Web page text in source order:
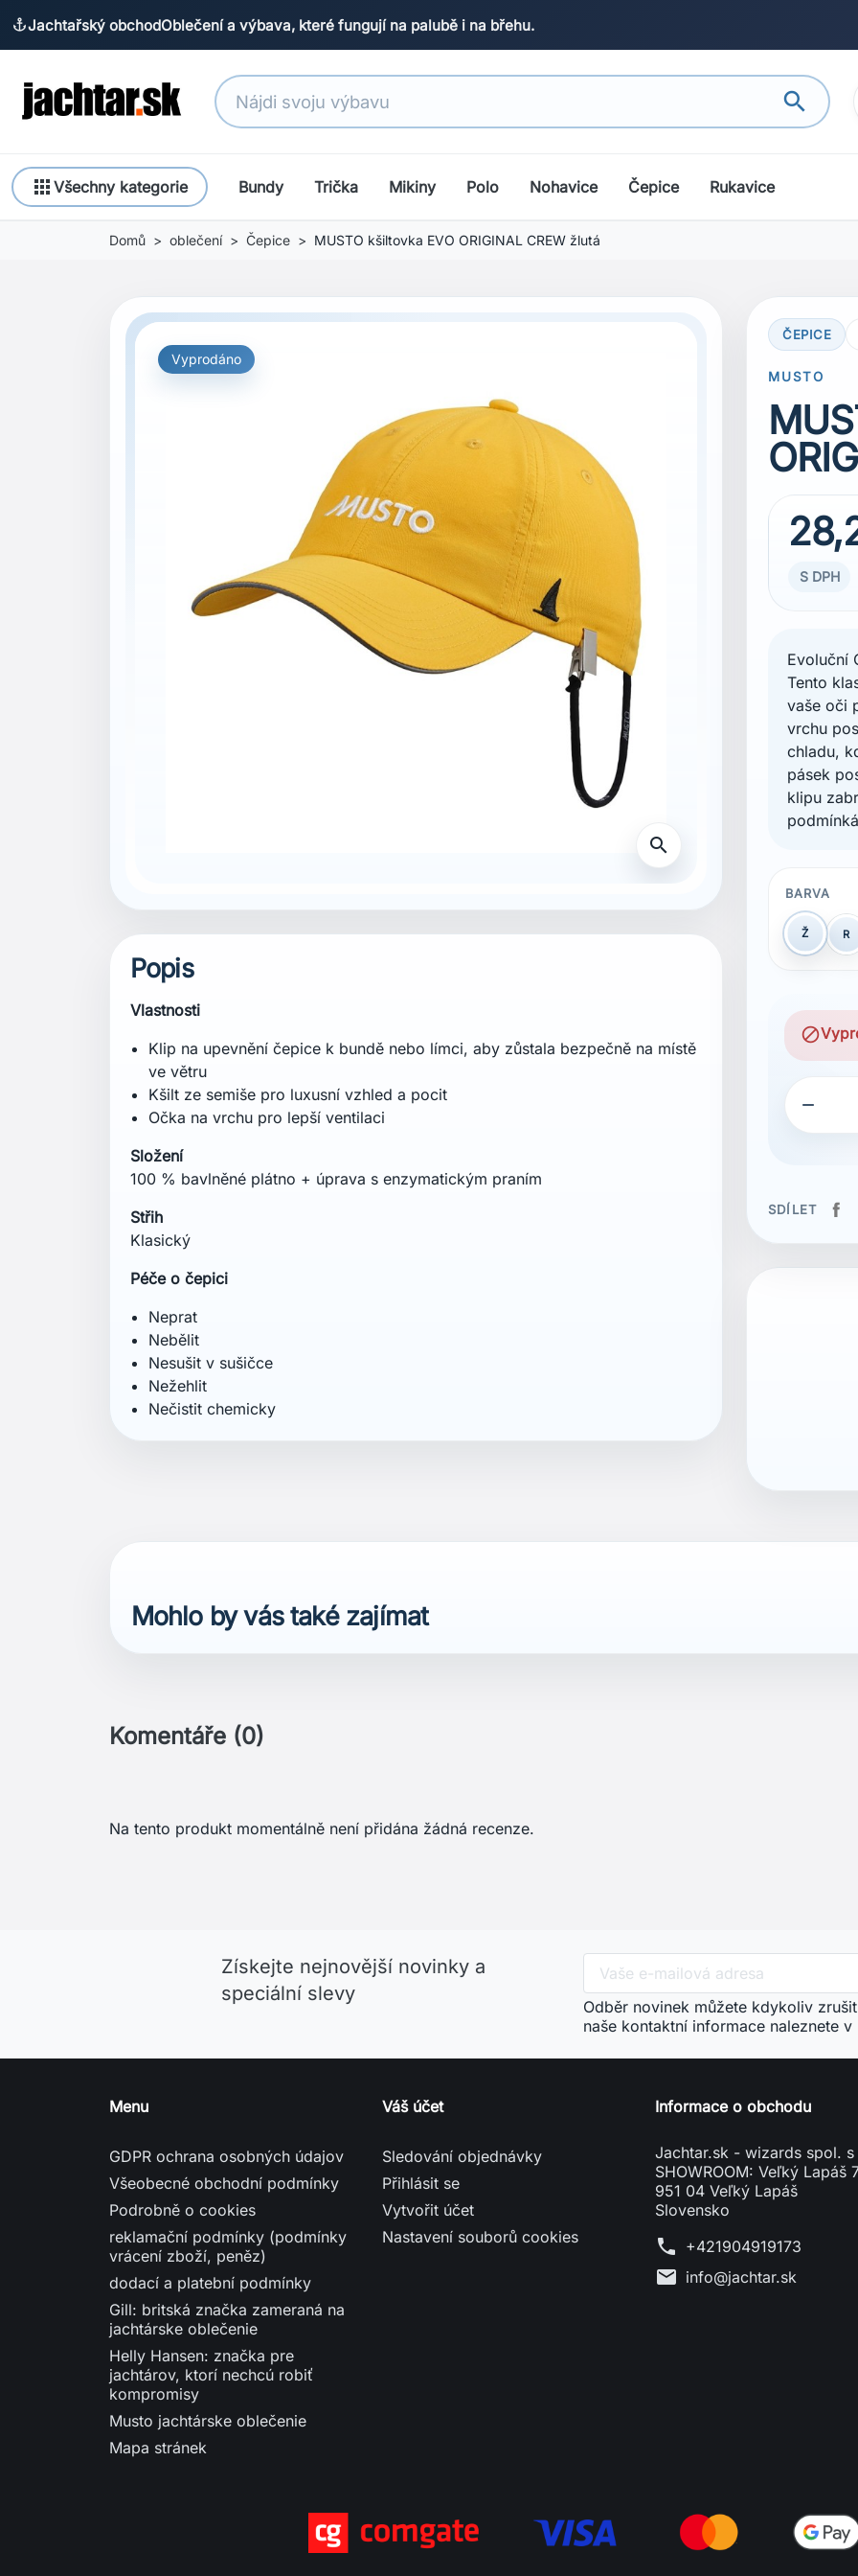
anchorJachtařský obchodOblečení a výbava, které fungují na palubě i na břehu.
search
appsVšechny kategorie Bundy Trička Mikiny Polo Nohavice Čepice Rukavice
Domů oblečení Čepice MUSTO kšiltovka EVO ORIGINAL CREW žlutá
Vyprodáno
search
Popis
Vlastnosti
Klip na upevnění čepice k bundě nebo límci, aby zůstala bezpečně na místě
ve větru
Kšilt ze semiše pro luxusní vzhled a pocit
Očka na vrchu pro lepší ventilaci
Složení
100 % bavlněné plátno + úprava s enzymatickým praním
Střih
Klasický
Péče o čepici
Neprat
Nebělit
Nesušit v sušičce
Nežehlit
Nečistit chemicky
ČEPICE
MUSTO
S DPH
Evoluční
Tento
vaše oči
vrchu
chladu,
pásek
klipu
BARVA
Ž R
block

SDÍLET
Mohlo by vás také zajímat
Komentáře (0)
Na tento produkt momentálně není přidána žádná recenze.
Získejte nejnovější novinky a
speciální slevy
Odběr novinek můžete kdykoliv
naše kontaktní informace naleznete
Menu
GDPR ochrana osobných údajov
Všeobecné obchodní podmínky
Podrobně o cookies
reklamační podmínky (podmínky
vrácení zboží, peněz)
dodací a platební podmínky
Gill: britská značka zameraná na
jachtárske oblečenie
Helly Hansen: značka pre
jachtárov, ktorí nechcú robiť
kompromisy
Musto jachtárske oblečenie
Mapa stránek
Váš účet
Sledování objednávky
Přihlásit se
Vytvořit účet
Nastavení souborů cookies
Informace o obchodu
Jachtar.sk - wizards spol. s
SHOWROOM: Veľký Lapáš
951 04 Veľký Lapáš
Slovensko
phone +421904919173
mail info@jachtar.sk